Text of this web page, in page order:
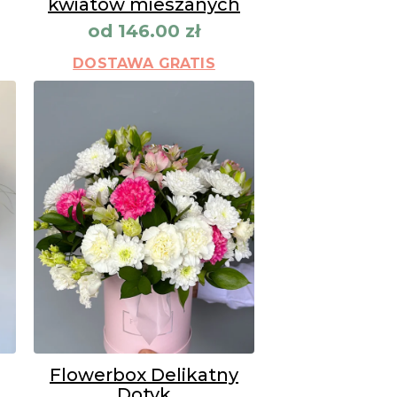
od 146.00 zł
DOSTAWA GRATIS
Flowerbox Delikatny